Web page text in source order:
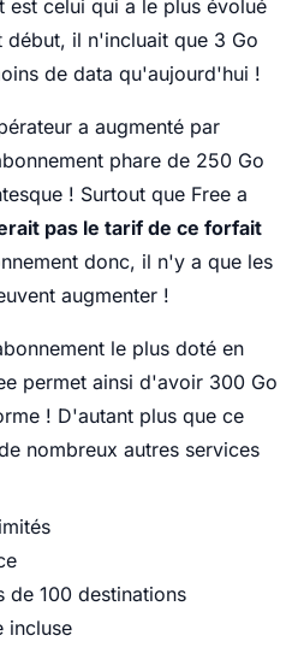
est celui qui a le plus évolué
il n'incluait que 3 Go
de data qu'aujourd'hui !
a augmenté par
phare de 250 Go
! Surtout que Free a
pas le tarif de ce forfait
donc, il n'y a que les
augmenter !
le plus doté en
permet ainsi d'avoir 300 Go
! D'autant plus que ce
nombreux autres services
de 100 destinations
incluse